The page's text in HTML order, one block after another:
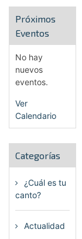
Próximos
Eventos
No hay
nuevos
eventos.
Ver
Calendario
Categorías
¿Cuál es tu
canto?
Actualidad